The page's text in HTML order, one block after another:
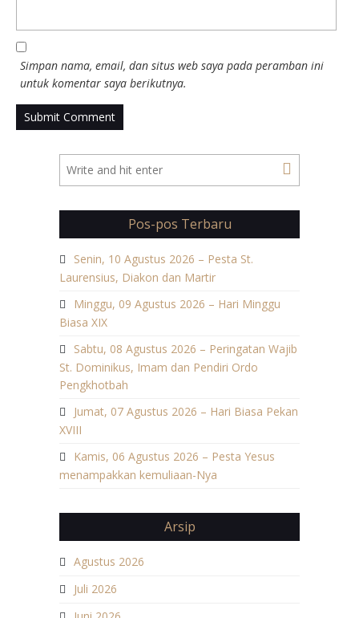
Simpan nama, email, dan situs web saya pada peramban ini
untuk komentar saya berikutnya.
Pos-pos Terbaru
Senin, 10 Agustus 2026 – Pesta St.
Laurensius, Diakon dan Martir
Minggu, 09 Agustus 2026 – Hari Minggu
Biasa XIX
Sabtu, 08 Agustus 2026 – Peringatan Wajib
St. Dominikus, Imam dan Pendiri Ordo
Pengkhotbah
Jumat, 07 Agustus 2026 – Hari Biasa Pekan
XVIII
Kamis, 06 Agustus 2026 – Pesta Yesus
menampakkan kemuliaan-Nya
Arsip
Agustus 2026
Juli 2026